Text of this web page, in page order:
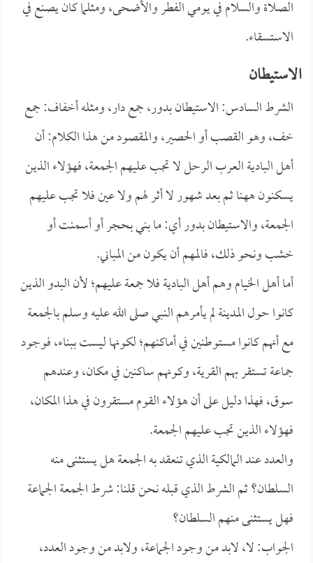
الصلاة والسلام في يومي الفطر والأضحى، ومثلما كان يصنع في
الاستسقاء.
الاستيطان
الشرط السادس: الاستيطان بدور، جمع دار، ومثله أخفاف: جمع
خف، وهو القصب أو الحصير، والمقصود من هذا الكلام: أن
أهل البادية العرب الرحل لا تجب عليهم الجمعة، فهؤلاء الذين
يسكنون ههنا ثم بعد شهور لا أثر لهم ولا عين فلا تجب عليهم
الجمعة، والاستيطان بدور أي: ما بني بحجر أو أسمنت أو
خشب ونحو ذلك، فالمهم أن يكون من المباني.
أما أهل الخيام وهم أهل البادية فلا جمعة عليهم؛ لأن البدو الذين
كانوا حول المدينة لم يأمرهم النبي صلى الله عليه وسلم بالجمعة
مع أنهم كانوا مستوطنين في أماكنهم؛ لكونها ليست ببناء، فوجود
جماعة تستقر بهم القرية، وكونهم ساكنين في مكان، وعندهم
سوق، فهذا دليل على أن هؤلاء القوم مستقرون في هذا المكان،
فهؤلاء الذين تجب عليهم الجمعة.
والعدد عند المالكية الذي تنعقد به الجمعة هل يستثنى منه
السلطان؟ ثم الشرط الذي قبله نحن قلنا: شرط الجمعة الجماعة
فهل يستثنى منهم السلطان؟
الجواب: لا، لابد من وجود الجماعة، ولابد من وجود العدد،